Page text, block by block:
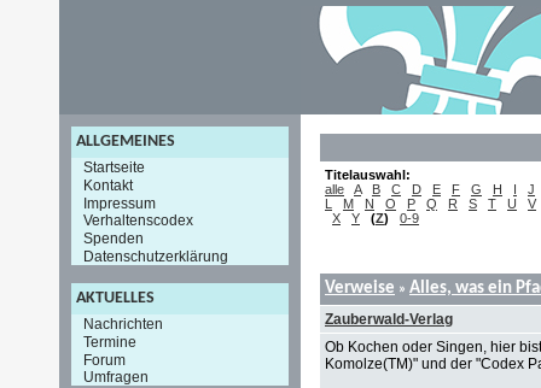
ALLGEMEINES
Startseite
Kontakt
Impressum
Verhaltenscodex
Spenden
Datenschutzerklärung
AKTUELLES
Nachrichten
Termine
Forum
Umfragen
Titelauswahl:
alle
A B C D E F G H I
J
L
M N O P Q R S T U
V
X
Y (Z) 0-9
Verweise » Alles, was ein
Zauberwald-Verlag
Ob Kochen oder Singen, hier
Komolze(TM)" und der "Codex